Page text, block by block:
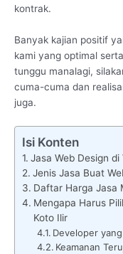
kontrak.
Banyak kajian positif
kami yang optimal
tunggu manalagi,
cuma-cuma dan
juga.
Isi Konten
Jasa Web Design di
Jenis Jasa Buat
Daftar Harga Jasa
Mengapa Harus
Koto Ilir
Developer
Keamanan